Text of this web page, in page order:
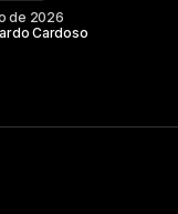
de 2026
Cardoso